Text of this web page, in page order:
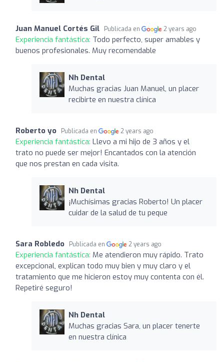
Juan Manuel Cortés Gil Publicada en 2 years ago
Experiencia fantástica: Todo perfecto, super amables y
buenos profesionales. Muy recomendable
Nh Dental
Muchas gracias Juan Manuel, un placer
recibirte en nuestra clínica
Roberto yo Publicada en 2 years ago
Experiencia fantástica: Llevo a mi hijo de 3 años y el
trato no puede ser mejor! Encantados con la atención
que nos prestan en cada visita.
Nh Dental
¡Muchísimas gracias Roberto! Un placer
cuidar de la salud de tu peque
Sara Robledo Publicada en 2 years ago
Experiencia fantástica: Me atendieron muy rápido. Trato
excepcional, explican todo muy bien y muy claro y el
tratamiento que me hicieron estoy muy contenta con él.
Repetiré seguro!
Nh Dental
Muchas gracias Sara, un placer tenerte
en nuestra clínica